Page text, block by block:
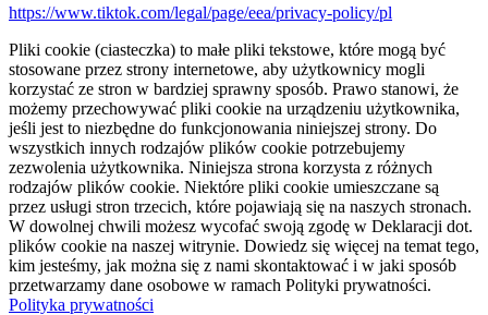
https://www.tiktok.com/legal/page/eea/privacy-policy/pl
Pliki cookie (ciasteczka) to małe pliki tekstowe, które mogą być
stosowane przez strony internetowe, aby użytkownicy mogli
korzystać ze stron w bardziej sprawny sposób. Prawo stanowi, że
możemy przechowywać pliki cookie na urządzeniu użytkownika,
jeśli jest to niezbędne do funkcjonowania niniejszej strony. Do
wszystkich innych rodzajów plików cookie potrzebujemy
zezwolenia użytkownika. Niniejsza strona korzysta z różnych
rodzajów plików cookie. Niektóre pliki cookie umieszczane są
przez usługi stron trzecich, które pojawiają się na naszych stronach.
W dowolnej chwili możesz wycofać swoją zgodę w Deklaracji dot.
plików cookie na naszej witrynie. Dowiedz się więcej na temat tego,
kim jesteśmy, jak można się z nami skontaktować i w jaki sposób
przetwarzamy dane osobowe w ramach Polityki prywatności.
Polityka prywatności